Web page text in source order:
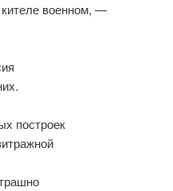
военном, —
построек